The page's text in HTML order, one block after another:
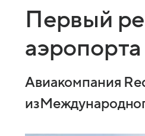
Первый
Авиакомпания